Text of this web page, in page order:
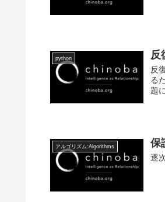
python 反
反
る
題
アルゴリズム:Algorithms 保
逐